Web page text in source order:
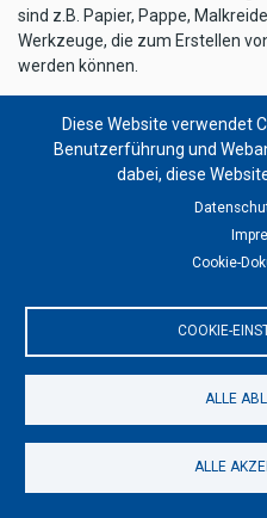
sind z.B. Papier, Pappe,
Werkzeuge, die zum Erstellen
werden können.
Ihnen bei der Herstellung von
auch Bücher und Videos, die
Dekorationen erstellt. Schließlich
professionelle Dekorateure
Ihrer Dekorationen helfen
Zu den Artikeln
Welche
Studiengänge zu
Diese Website verwendet
Benutzerführung und
dabei, diese
Cookie-
COOKIE-
ALLE
ALLE